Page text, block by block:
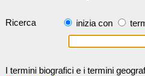
Ricerca inizia con
I termini biografici e i termini